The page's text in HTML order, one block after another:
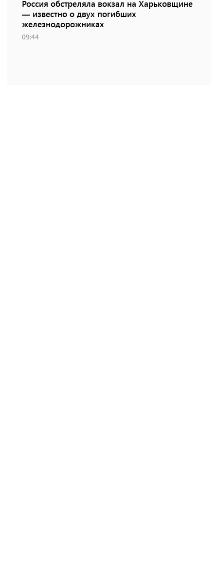
Россия обстреляла вокзал на Харьковщине
— известно о двух погибших
железнодорожниках
09:44